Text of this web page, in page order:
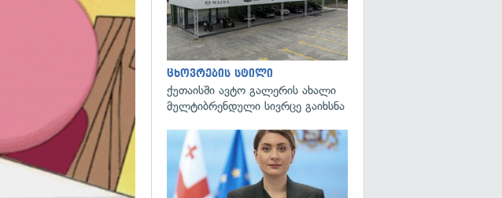
ცხოვრების სტილი
ქუთაისში ავტო გალერის ახალი
მულტიბრენდული სივრცე გაიხსნა